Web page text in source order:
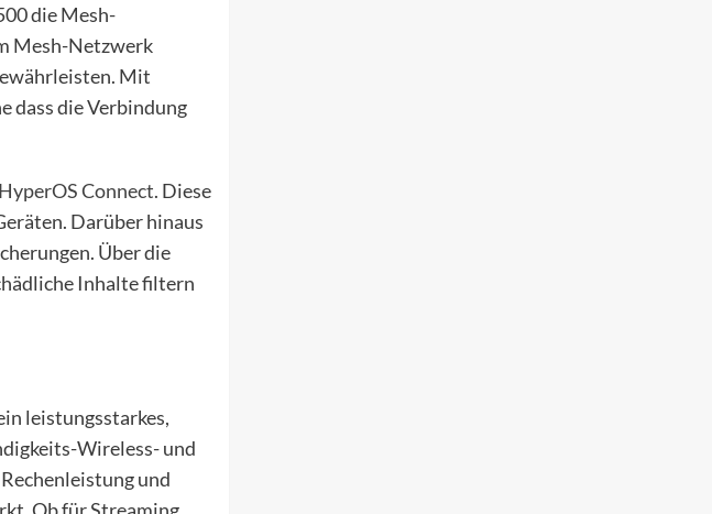
die Mesh-
Mesh-Netzwerk
Mit
dass die Verbindung
Connect. Diese
Darüber hinaus
Über die
Inhalte filtern
leistungsstarkes,
Wireless- und
und